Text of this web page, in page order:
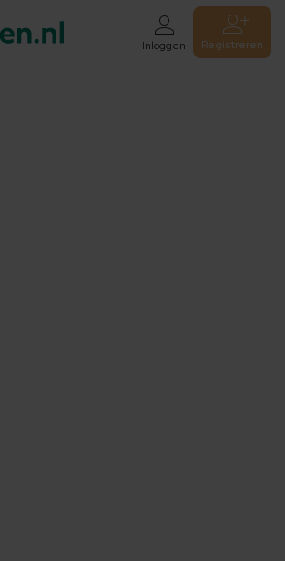
Inloggen Registreren